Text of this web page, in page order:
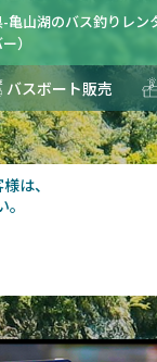
亀山湖のバス釣りレ
）
バスボート販売
は、